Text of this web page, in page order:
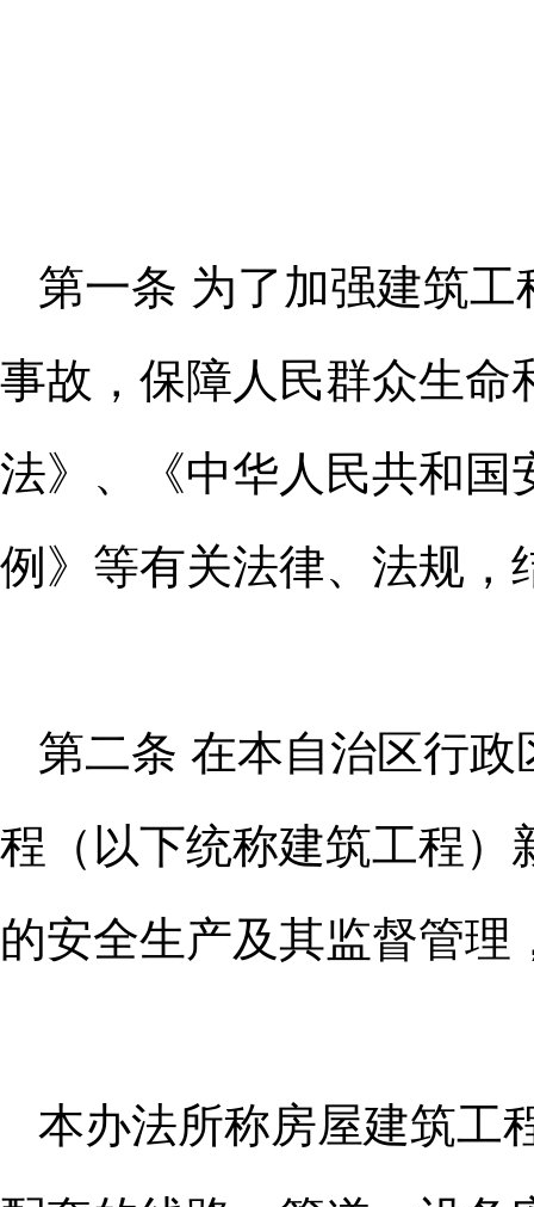
第一条 为了加强建筑
事故， 保障人民群众生命
法》、《中华人民共和国
例》等有关法律、法规，
第二条 在本自治区行
程（以下统称建筑工程）
的安全生产及其监督管理
本办法所称房屋建筑工